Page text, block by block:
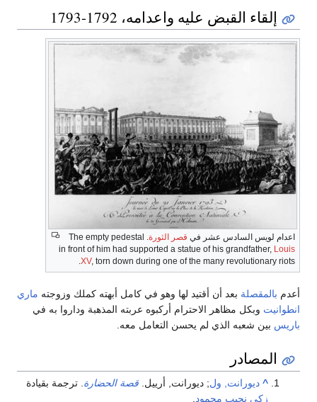
إلقاء القبض عليه واعدامه، 1792-1793
اعدام لويس السادس عشر في قصر الثورة
. The empty pedestal
in front of him had supported a statue of his grandfather, Louis
XV, torn down during one of the many revolutionary riots.
أعدم بالمقصلة بعد أن أقتيد لها وهو في كامل أبهته كملك وزوجته ماري
انطوانيت وبكل مظاهر الاحترام أركبوه عربته المذهبة وداروا به في
باريس بين شعبه الذي لم يحسن التعامل معه.
المصادر
^ ديورانت, ول; ديورانت, أرييل. قصة الحضارة . ترجمة بقيادة
زكي نجيب محمود